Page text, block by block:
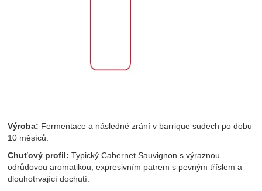
Výroba: Fermentace a následné zrání v barrique sudech po dobu
10 měsíců.
Chuťový profil: Typický Cabernet Sauvignon s výraznou
odrůdovou aromatikou, expresivním patrem s pevným tříslem a
dlouhotrvající dochutí.